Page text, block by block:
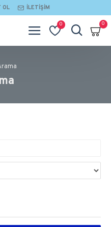
OL İLETIŞIM
0 0